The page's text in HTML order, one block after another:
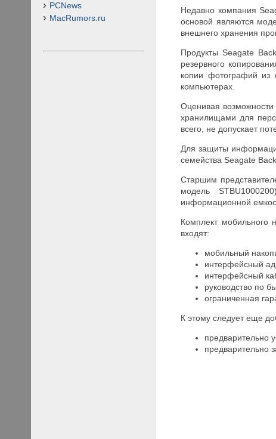
Недавно компания
основой являются
внешнего хранения
Продукты Seagate
резервного
копии фотографий из
компьютерах.
Оценивая
хранилищами для
всего, не допускает
Для защиты
семейства Seagate
Старшим
модель
информационной
Комплект мобильного
входят:
мобильный
интерфейсный
интерфейсный
руководство по
ограниченная
К этому следует еще
предварительно
предварительно
PCNews
MacRumors.ru